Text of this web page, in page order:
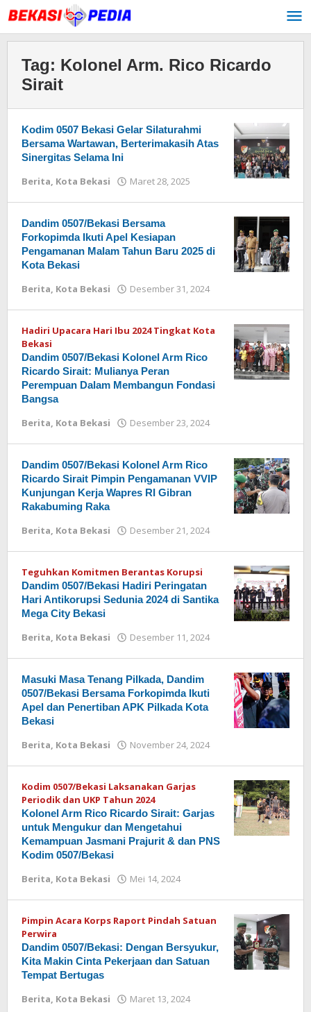
Lewati
ke
konten
Tag: Kolonel Arm. Rico Ricardo
Sirait
Kodim 0507 Bekasi Gelar Silaturahmi
Bersama Wartawan, Berterimakasih Atas
Sinergitas Selama Ini
Berita, Kota Bekasi Maret 28, 2025
Dandim 0507/Bekasi Bersama
Forkopimda Ikuti Apel Kesiapan
Pengamanan Malam Tahun Baru 2025 di
Kota Bekasi
Berita, Kota Bekasi Desember 31, 2024
Hadiri Upacara Hari Ibu 2024 Tingkat Kota
Bekasi
Dandim 0507/Bekasi Kolonel Arm Rico
Ricardo Sirait: Mulianya Peran
Perempuan Dalam Membangun Fondasi
Bangsa
Berita, Kota Bekasi Desember 23, 2024
Dandim 0507/Bekasi Kolonel Arm Rico
Ricardo Sirait Pimpin Pengamanan VVIP
Kunjungan Kerja Wapres RI Gibran
Rakabuming Raka
Berita, Kota Bekasi Desember 21, 2024
Teguhkan Komitmen Berantas Korupsi
Dandim 0507/Bekasi Hadiri Peringatan
Hari Antikorupsi Sedunia 2024 di Santika
Mega City Bekasi
Berita, Kota Bekasi Desember 11, 2024
Masuki Masa Tenang Pilkada, Dandim
0507/Bekasi Bersama Forkopimda Ikuti
Apel dan Penertiban APK Pilkada Kota
Bekasi
Berita, Kota Bekasi November 24, 2024
Kodim 0507/Bekasi Laksanakan Garjas
Periodik dan UKP Tahun 2024
Kolonel Arm Rico Ricardo Sirait: Garjas
untuk Mengukur dan Mengetahui
Kemampuan Jasmani Prajurit & dan PNS
Kodim 0507/Bekasi
Berita, Kota Bekasi Mei 14, 2024
Pimpin Acara Korps Raport Pindah Satuan
Perwira
Dandim 0507/Bekasi: Dengan Bersyukur,
Kita Makin Cinta Pekerjaan dan Satuan
Tempat Bertugas
Berita, Kota Bekasi Maret 13, 2024